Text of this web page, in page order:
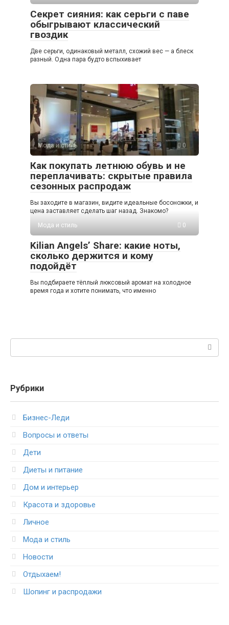
Секрет сияния: как серьги с паве
обыгрывают классический
гвоздик
Две серьги, одинаковый металл, схожий вес — а блеск
разный. Одна пара будто вспыхивает
Мода и стиль 0
Как покупать летнюю обувь и не
переплачивать: скрытые правила
сезонных распродаж
Вы заходите в магазин, видите идеальные босоножки, и
цена заставляет сделать шаг назад. Знакомо?
Мода и стиль
0
Kilian Angels’ Share: какие ноты,
сколько держится и кому
подойдёт
Вы подбираете тёплый люксовый аромат на холодное
время года и хотите понимать, что именно
Рубрики
Бизнес-Леди
Вопросы и ответы
Дети
Диеты и питание
Дом и интерьер
Красота и здоровье
Личное
Мода и стиль
Новости
Отдыхаем!
Шопинг и распродажи